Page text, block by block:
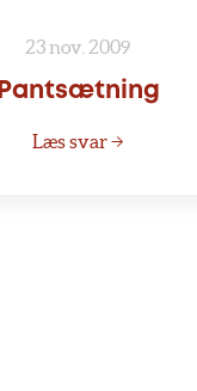
23 nov. 2009
Pantsætning
Læs svar →